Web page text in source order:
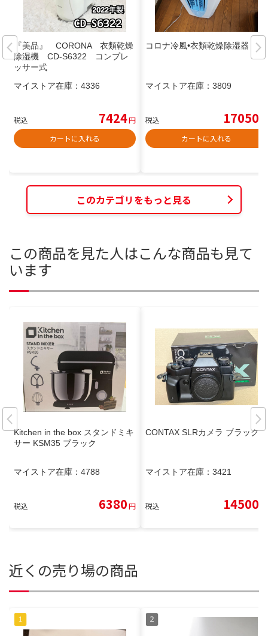
『美品』 CORONA 衣類乾燥
除湿機 CD-S6322 コンプレ
ッサー式
マイストア在庫： 4336
税込 7424円
カートに入れる
コロナ冷風•衣類乾燥除湿器
マイストア在庫： 3809
税込 17050
カートに入れる
このカテゴリをもっと見る
この商品を見た人はこんな商品も見て
います
Kitchen in the box スタンドミキ
サー KSM35 ブラック
マイストア在庫： 4788
税込 6380円
CONTAX SLRカメラ ブラック
マイストア在庫： 3421
税込 14500
近くの売り場の商品